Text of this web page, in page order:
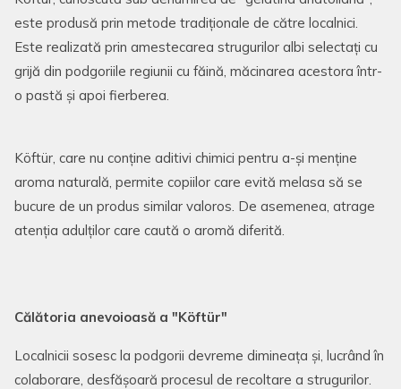
este produsă prin metode tradiționale de către localnici.
Este realizată prin amestecarea strugurilor albi selectați cu
grijă din podgoriile regiunii cu făină, măcinarea acestora într-
o pastă și apoi fierberea.
Köftür, care nu conține aditivi chimici pentru a-și menține
aroma naturală, permite copiilor care evită melasa să se
bucure de un produs similar valoros. De asemenea, atrage
atenția adulților care caută o aromă diferită.
Călătoria anevoioasă a "Köftür"
Localnicii sosesc la podgorii devreme dimineața și, lucrând în
colaborare, desfășoară procesul de recoltare a strugurilor.